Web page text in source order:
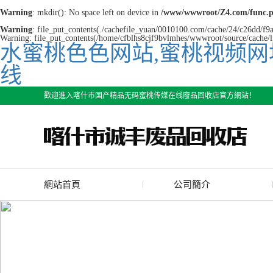
Warning: mkdir(): No space left on device in /www/wwwroot/Z4.com/
Warning: file_put_contents(./cachefile_yuan/0010100.com/cache/24/
Warning: file_put_contents(/home/cfblhs8cjf9bvlmhes/wwwroot/source/
水蜜桃色色网站,蜜桃视频
线
歡迎進入喀什市国产精品无码蜜桃传媒在线廢品回收店官方網站！
網站首頁 公司簡介